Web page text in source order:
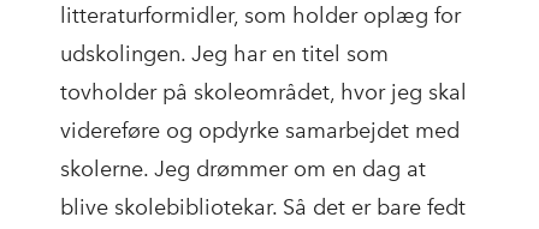
litteraturformidler, som holder oplæg for
udskolingen. Jeg har en titel som
tovholder på skoleområdet, hvor jeg skal
videreføre og opdyrke samarbejdet med
skolerne. Jeg drømmer om en dag at
blive skolebibliotekar. Så det er bare fedt